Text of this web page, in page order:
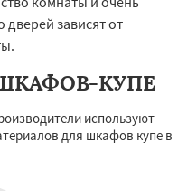
дверей зависят от
КУПЕ
используют
для шкафов купе в